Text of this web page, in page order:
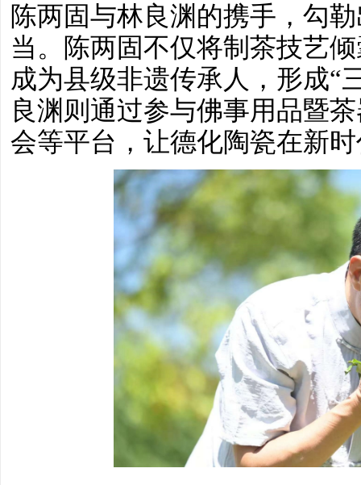
陈两固与林良渊的携手，勾
当。陈两固不仅将制茶技艺
成为县级非遗传承人，形成“
良渊则通过参与佛事用品暨
会等平台，让德化陶瓷在新